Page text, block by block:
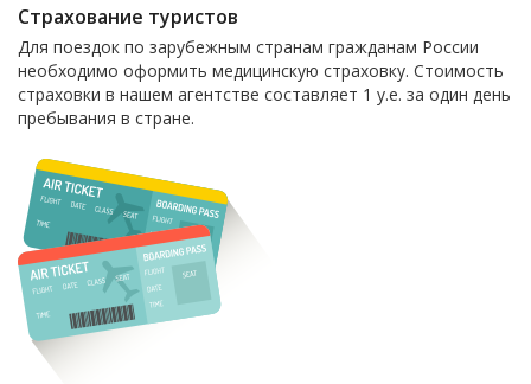
Страхование туристов
Для поездок по зарубежным странам гражданам России
необходимо оформить медицинскую страховку. Стоимость
страховки в нашем агентстве составляет 1 у.е. за один день
пребывания в стране.